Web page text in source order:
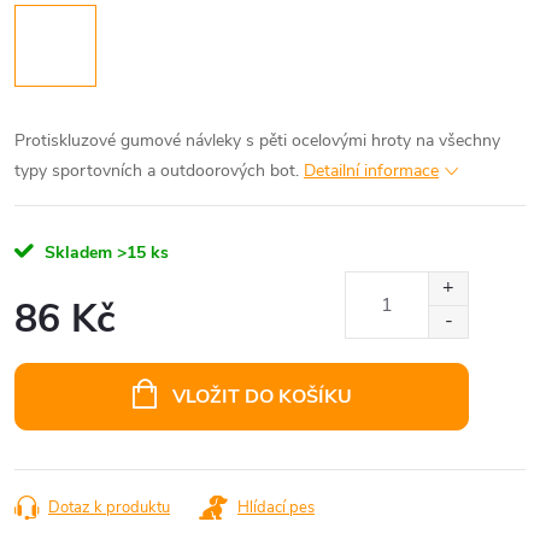
Protiskluzové gumové návleky s pěti ocelovými hroty na všechny
typy sportovních a outdoorových bot. Detailní informace
Skladem >15 ks
86 Kč
VLOŽIT DO KOŠÍKU
Dotaz k produktu Hlídací pes